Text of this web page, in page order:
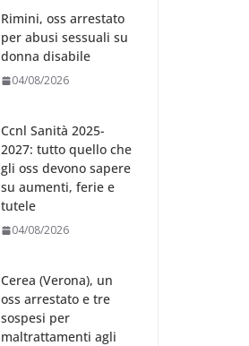
Rimini, oss arrestato
per abusi sessuali su
donna disabile
04/08/2026
Ccnl Sanità 2025-
2027: tutto quello che
gli oss devono sapere
su aumenti, ferie e
tutele
04/08/2026
Cerea (Verona), un
oss arrestato e tre
sospesi per
maltrattamenti agli